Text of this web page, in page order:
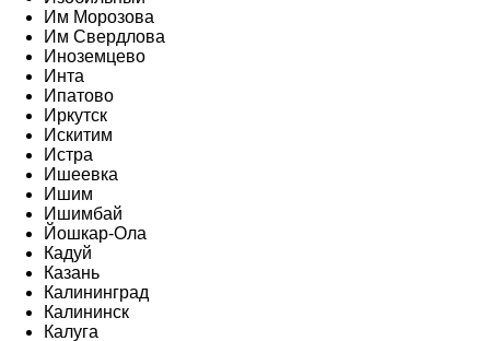
Им Морозова
Им Свердлова
Иноземцево
Инта
Ипатово
Иркутск
Искитим
Истра
Ишеевка
Ишим
Ишимбай
Йошкар-Ола
Кадуй
Казань
Калининград
Калининск
Калуга